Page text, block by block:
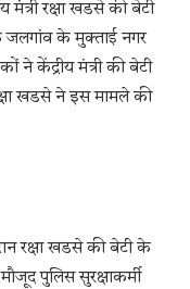
मंत्री रक्षा खडसे की बेटी
जलगांव के मुक्ताई नगर
केंद्रीय मंत्री की बेटी
खडसे ने इस मामले की
रक्षा खडसे की बेटी के
पुलिस सुरक्षाकर्मी